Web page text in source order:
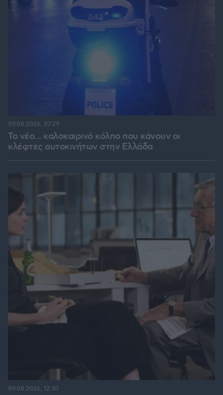
Το νέο... καλοκαιρινό κόλπο που κάνουν οι
κλέφτες αυτοκινήτων στην Ελλάδα
09.08.2026, 07:29
09.08.2026, 12:30